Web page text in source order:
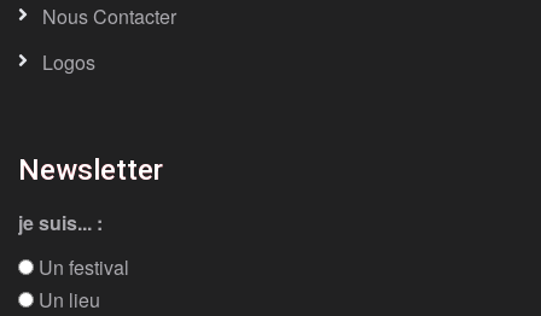
Nous Contacter
Logos
Newsletter
je suis... :
Un festival
Un lieu